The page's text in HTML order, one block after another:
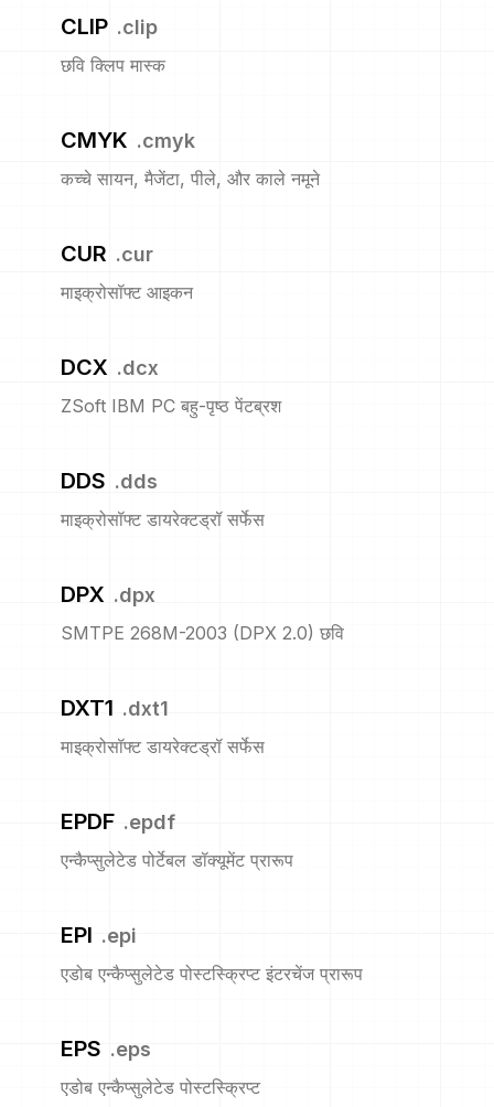
CLIP .clip
छवि क्लिप मास्क
CMYK .cmyk
कच्चे सायन, मैजेंटा, पीले, और काले नमूने
CUR .cur
माइक्रोसॉफ्ट आइकन
DCX .dcx
ZSoft IBM PC बहु-पृष्ठ पेंटब्रश
DDS .dds
माइक्रोसॉफ्ट डायरेक्टड्रॉ सर्फेस
DPX .dpx
SMTPE 268M-2003 (DPX 2.0) छवि
DXT1 .dxt1
माइक्रोसॉफ्ट डायरेक्टड्रॉ सर्फेस
EPDF .epdf
एन्कैप्सुलेटेड पोर्टेबल डॉक्यूमेंट प्रारूप
EPI .epi
एडोब एन्कैप्सुलेटेड पोस्टस्क्रिप्ट इंटरचेंज प्रारूप
EPS .eps
एडोब एन्कैप्सुलेटेड पोस्टस्क्रिप्ट